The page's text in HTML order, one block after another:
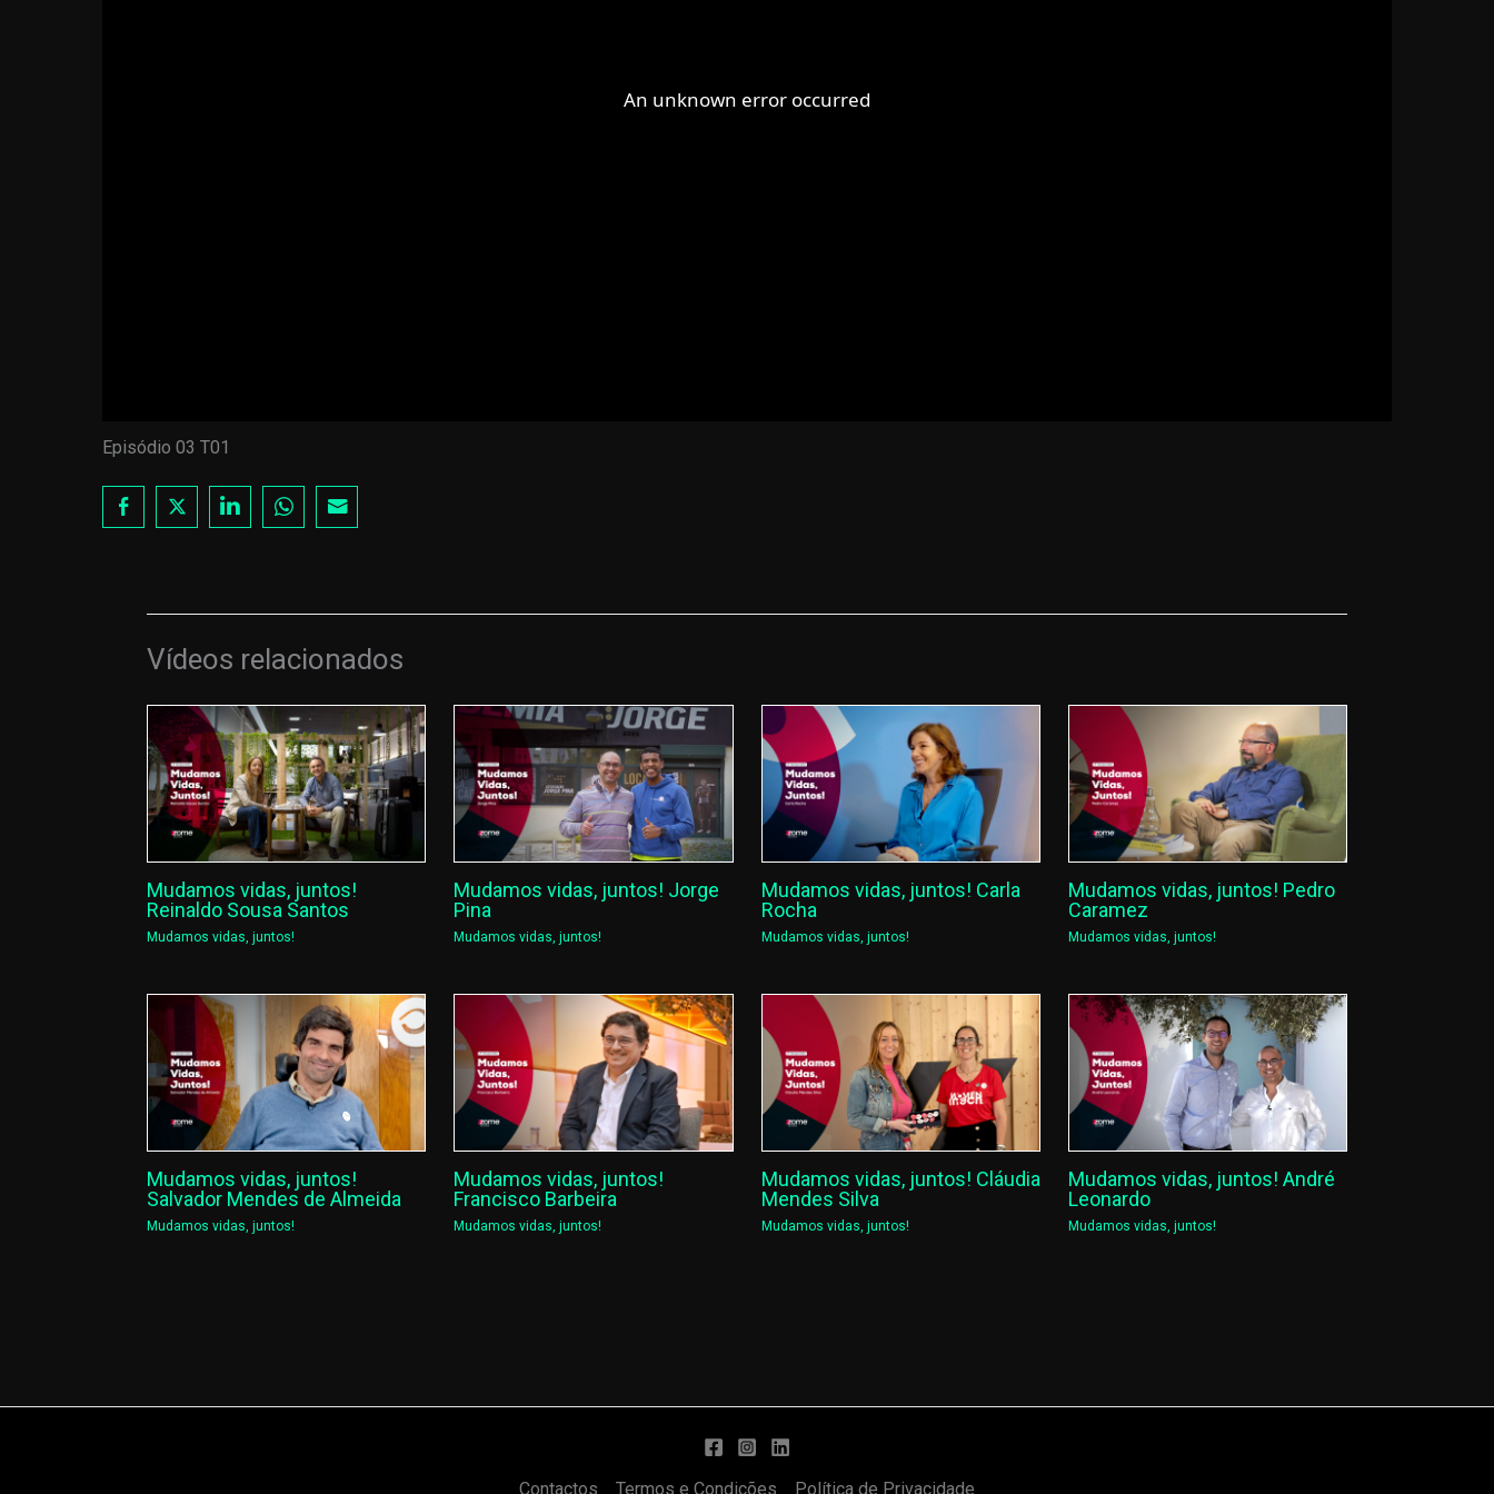
Episódio 03 T01
Vídeos relacionados
Mudamos vidas, juntos!
Reinaldo Sousa Santos
Mudamos vidas, juntos!
Mudamos vidas, juntos! Jorge
Pina
Mudamos vidas, juntos!
Mudamos vidas, juntos! Carla
Rocha
Mudamos vidas, juntos!
Mudamos vidas, juntos! Pedro
Caramez
Mudamos vidas, juntos!
Mudamos vidas, juntos!
Salvador Mendes de Almeida
Mudamos vidas, juntos!
Mudamos vidas, juntos!
Francisco Barbeira
Mudamos vidas, juntos!
Mudamos vidas, juntos! Cláudia
Mendes Silva
Mudamos vidas, juntos!
Mudamos vidas, juntos! André
Leonardo
Mudamos vidas, juntos!
Contactos Termos e Condições Política de Privacidade